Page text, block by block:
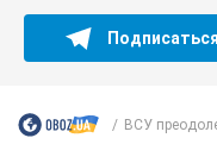
Подписаться
ВСУ